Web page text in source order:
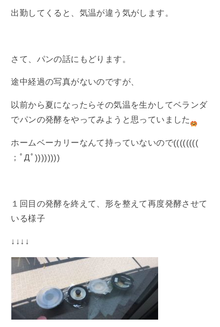
出勤してくると、気温が違う気がします。
さて、パンの話にもどります。
途中経過の写真がないのですが、
以前から夏になったらその気温を生かしてベランダ
でパンの発酵をやってみようと思っていました
ホームベーカリーなんて持っていないので((((((((
；ﾟДﾟ))))))))
１回目の発酵を終えて、形を整えて再度発酵させて
いる様子
↓↓↓↓